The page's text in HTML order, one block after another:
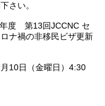
さい。
度 第13回JCCNC セ
ナ禍の非移民ビザ更新
10日（金曜日）4:30